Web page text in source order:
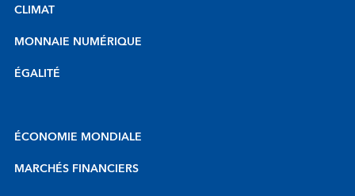
CLIMAT
MONNAIE NUMÉRIQUE
ÉGALITÉ
ÉCONOMIE MONDIALE
MARCHÉS FINANCIERS